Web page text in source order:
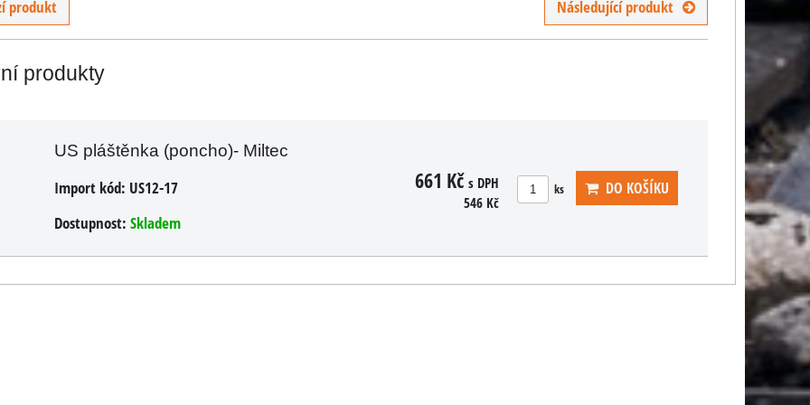
produkt Následující produkt
produkty
US pláštěnka (poncho)- Miltec
Import kód: US12-17
Dostupnost: Skladem
661 Kč s DPH
546 Kč
ks DO KOŠÍKU